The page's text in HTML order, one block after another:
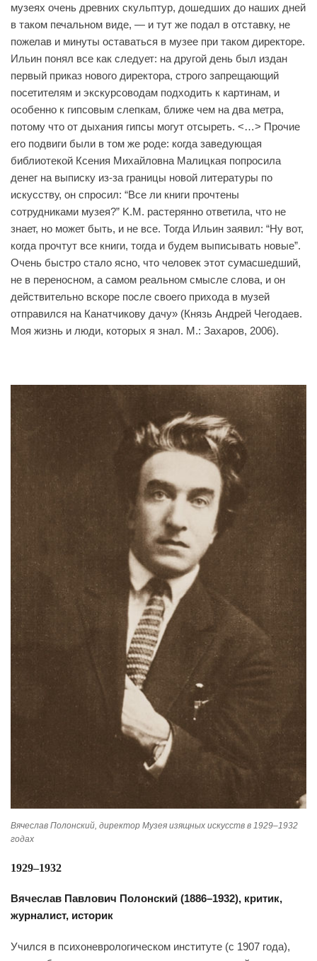
музеях очень древних скульптур, дошедших до наших дней
в таком печальном виде, — и тут же подал в отставку, не
пожелав и минуты оставаться в музее при таком директоре.
Ильин понял все как следует: на другой день был издан
первый приказ нового директора, строго запрещающий
посетителям и экскурсоводам подходить к картинам, и
особенно к гипсовым слепкам, ближе чем на два метра,
потому что от дыхания гипсы могут отсыреть. <…> Прочие
его подвиги были в том же роде: когда заведующая
библиотекой Ксения Михайловна Малицкая попросила
денег на выписку из-за границы новой литературы по
искусству, он спросил: “Все ли книги прочтены
сотрудниками музея?” K.M. растерянно ответила, что не
знает, но может быть, и не все. Тогда Ильин заявил: “Ну вот,
когда прочтут все книги, тогда и будем выписывать новые”.
Очень быстро стало ясно, что человек этот сумасшедший,
не в переносном, а самом реальном смысле слова, и он
действительно вскоре после своего прихода в музей
отправился на Канатчикову дачу» (Князь Андрей Чегодаев.
Моя жизнь и люди, которых я знал. М.: Захаров, 2006).
Вячеслав Полонский, директор Музея изящных искусств в 1929–1932
годах
1929–1932
Вячеслав Павлович Полонский (1886–1932), критик,
журналист, историк
Учился в психоневрологическом институте (с 1907 года),